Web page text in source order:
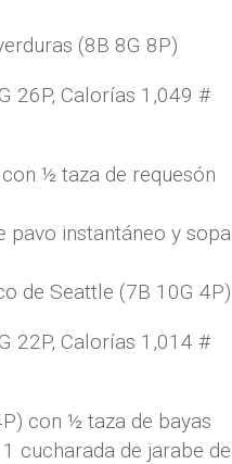
(8B 8G 8P)
26P, Calorías 1,049 #
½ taza de requesón
pavo instantáneo y sopa
de Seattle (7B 10G 4P)
22P, Calorías 1,014 #
con ½ taza de bayas
cucharada de jarabe de